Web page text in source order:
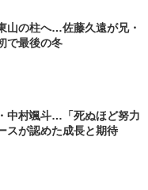
山の柱へ…佐藤久遠が兄・
で最後の冬
中村颯斗…「死ぬほど努力
スが認めた成長と期待